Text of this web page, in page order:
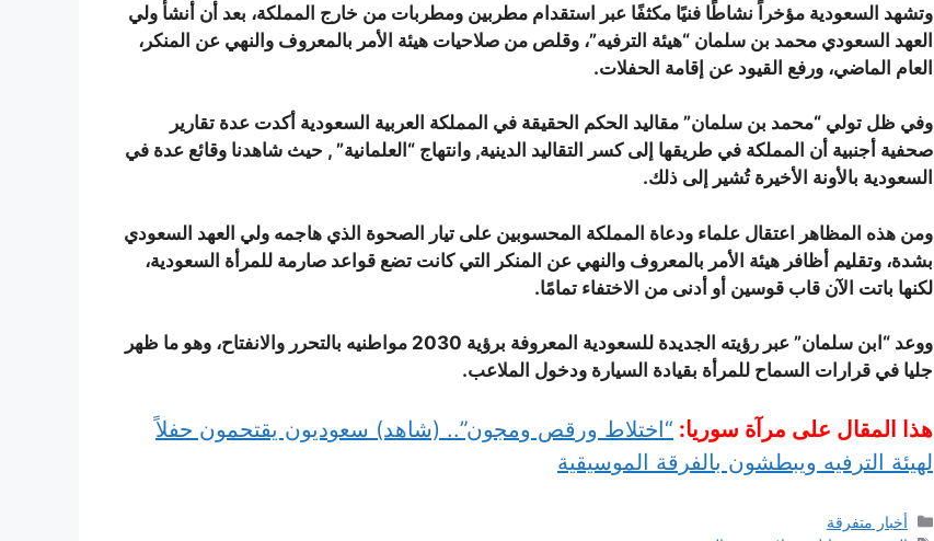
وتشهد السعودية مؤخراً نشاطًا فنيًا مكثفًا عبر استقدام مطربين ومطربات من خارج المملكة، بعد أن أنشأ ولي
العهد السعودي محمد بن سلمان “هيئة الترفيه”، وقلص من صلاحيات هيئة الأمر بالمعروف والنهي عن المنكر،
العام الماضي، ورفع القيود عن إقامة الحفلات.
وفي ظل تولي “محمد بن سلمان” مقاليد الحكم الحقيقة في المملكة العربية السعودية أكدت عدة تقارير
صحفية أجنبية أن المملكة في طريقها إلى كسر التقاليد الدينية, وانتهاج “العلمانية” , حيث شاهدنا وقائع عدة في
السعودية بالأونة الأخيرة تُشير إلى ذلك.
ومن هذه المظاهر اعتقال علماء ودعاة المملكة المحسوبين على تيار الصحوة الذي هاجمه ولي العهد السعودي
بشدة، وتقليم أظافر هيئة الأمر بالمعروف والنهي عن المنكر التي كانت تضع قواعد صارمة للمرأة السعودية،
لكنها باتت الآن قاب قوسين أو أدنى من الاختفاء تمامًا.
ووعد “ابن سلمان” عبر رؤيته الجديدة للسعودية المعروفة برؤية 2030 مواطنيه بالتحرر والانفتاح، وهو ما ظهر
جليا في قرارات السماح للمرأة بقيادة السيارة ودخول الملاعب.
هذا المقال على مرآة سوريا: “اختلاط ورقص ومجون”.. (شاهد) سعوديون يقتحمون حفلاً
لهيئة الترفيه ويبطشون بالفرقة الموسيقية
التصنيفات
أخبار متفرقة